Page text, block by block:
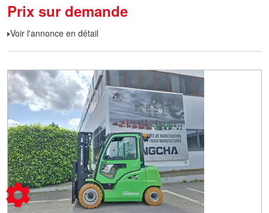
Prix sur demande
Voir l'annonce en détail